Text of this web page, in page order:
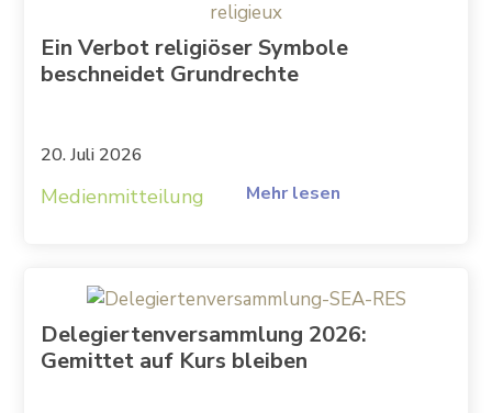
Ein Verbot religiöser Symbole
beschneidet Grundrechte
20. Juli 2026
Medienmitteilung Mehr lesen
Delegiertenversammlung 2026:
Gemittet auf Kurs bleiben